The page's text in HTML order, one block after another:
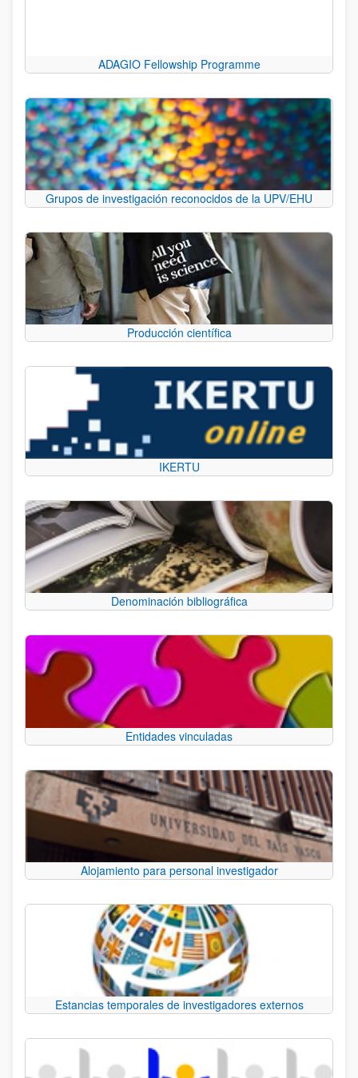
ADAGIO Fellowship Programme
Grupos de investigación reconocidos de la UPV/EHU
Producción científica
IKERTU
Denominación bibliográfica
Entidades vinculadas
Alojamiento para personal investigador
Estancias temporales de investigadores externos